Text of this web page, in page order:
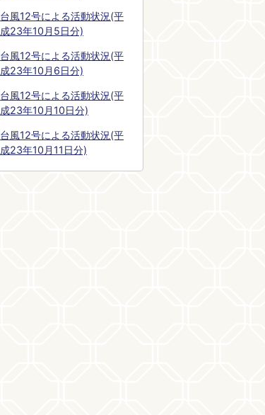
台風12号による活動状況(平
成23年10月5日分)
台風12号による活動状況(平
成23年10月6日分)
台風12号による活動状況(平
成23年10月10日分)
台風12号による活動状況(平
成23年10月11日分)